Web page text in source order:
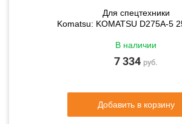
Для спецтехники
Komatsu: KOMATSU D275A-5
В наличии
7 334 руб.
Добавить в корзину